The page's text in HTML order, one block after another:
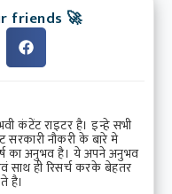
friends 🚀
कंटेंट राइटर है। इन्हे सभी
सरकारी नौकरी के बारे मे
का अनुभव है। ये अपने अनुभव
साथ ही रिसर्च करके बेहतर
है।